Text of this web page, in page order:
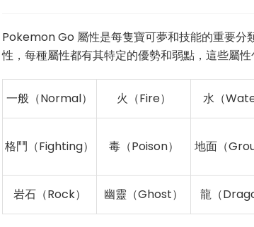
Pokemon Go 屬性是每隻寶可夢和技能的重要分
性，每種屬性都有其特定的優勢和弱點，這些屬性
一般（Normal） 火（Fire） 水（
格鬥（Fighting） 毒（Poison） 地面（
岩石（Rock） 幽靈（Ghost） 龍（